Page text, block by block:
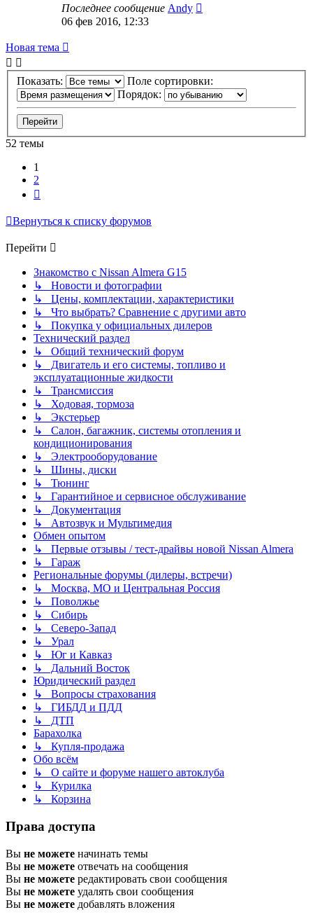
Последнее сообщение Andy
06 фев 2016, 12:33
Новая тема
Показать:
Поле сортировки:
Порядок:
52 темы
1
2
Вернуться к списку форумов
Перейти
Знакомство с Nissan Almera G15
↳ Новости и фотографии
↳ Цены, комплектации, характеристики
↳ Что выбрать? Сравнение с другими авто
↳ Покупка у официальных дилеров
Технический раздел
↳ Общий технический форум
↳ Двигатель и его системы, топливо и
эксплуатационные жидкости
↳ Трансмиссия
↳ Ходовая, тормоза
↳ Экстерьер
↳ Салон, багажник, системы отопления и
кондиционирования
↳ Электрооборудование
↳ Шины, диски
↳ Тюнинг
↳ Гарантийное и сервисное обслуживание
↳ Документация
↳ Автозвук и Мультимедия
Обмен опытом
↳ Первые отзывы / тест-драйвы новой Nissan Almera
↳ Гараж
Региональные форумы (дилеры, встречи)
↳ Москва, МО и Центральная Россия
↳ Поволжье
↳ Сибирь
↳ Северо-Запад
↳ Урал
↳ Юг и Кавказ
↳ Дальний Восток
Юридический раздел
↳ Вопросы страхования
↳ ГИБДД и ПДД
↳ ДТП
Барахолка
↳ Купля-продажа
Обо всём
↳ О сайте и форуме нашего автоклуба
↳ Курилка
↳ Корзина
Права доступа
Вы не можете начинать темы
Вы не можете отвечать на сообщения
Вы не можете редактировать свои сообщения
Вы не можете удалять свои сообщения
Вы не можете добавлять вложения